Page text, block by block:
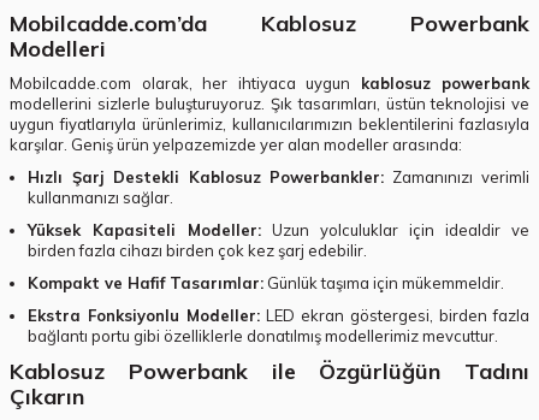
Mobilcadde.com’da Kablosuz Powerbank
Modelleri
Mobilcadde.com olarak, her ihtiyaca uygun kablosuz powerbank
modellerini sizlerle buluşturuyoruz. Şık tasarımları, üstün teknolojisi ve
uygun fiyatlarıyla ürünlerimiz, kullanıcılarımızın beklentilerini fazlasıyla
karşılar. Geniş ürün yelpazemizde yer alan modeller arasında:
Hızlı Şarj Destekli Kablosuz Powerbankler: Zamanınızı verimli
kullanmanızı sağlar.
Yüksek Kapasiteli Modeller: Uzun yolculuklar için idealdir ve
birden fazla cihazı birden çok kez şarj edebilir.
Kompakt ve Hafif Tasarımlar: Günlük taşıma için mükemmeldir.
Ekstra Fonksiyonlu Modeller: LED ekran göstergesi, birden fazla
bağlantı portu gibi özelliklerle donatılmış modellerimiz mevcuttur.
Kablosuz Powerbank ile Özgürlüğün Tadını
Çıkarın